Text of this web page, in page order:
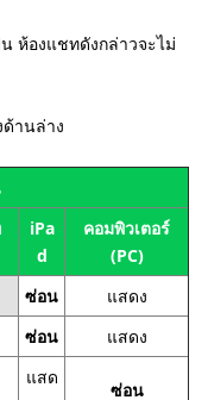
ห้องแชทดังกล่าวจะไม่
ด้านล่าง
iPa
d
คอมพิวเตอร์
(PC)
ซ่อน
แสดง
ซ่อน
แสดง
แสด
ซ่อน